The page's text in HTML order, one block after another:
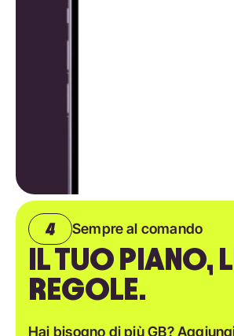
Sempre al comando
IL TUO PIANO,
REGOLE.
Hai bisogno di più GB?